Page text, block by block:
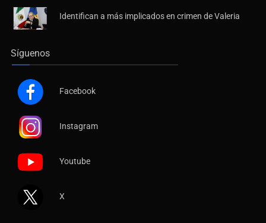
Identifican a más implicados en crimen de Valeria
Síguenos
Facebook
Instagram
Youtube
X